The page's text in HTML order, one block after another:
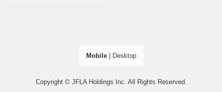
Mobile| Desktop
Copyright © JFLA Holdings Inc. All Rights Reserved.